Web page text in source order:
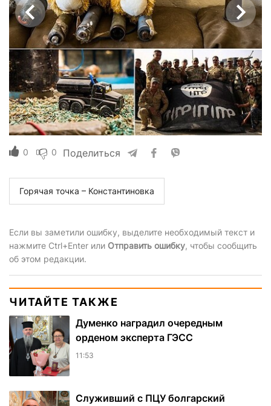
0 0 Поделиться
Горячая точка – Константиновка
Если вы заметили ошибку, выделите необходимый текст и
нажмите Ctrl+Enter или Отправить ошибку, чтобы сообщить
об этом редакции.
ЧИТАЙТЕ ТАКЖЕ
Думенко наградил очередным
орденом эксперта ГЭСС
11:53
Служивший с ПЦУ болгарский